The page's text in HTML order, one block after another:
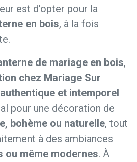
est d’opter pour la
en bois, à la fois
de mariage en bois,
chez Mariage Sur
authentique et intemporel
pour une décoration de
bohème ou naturelle, tout
à des ambiances
ou même modernes. À